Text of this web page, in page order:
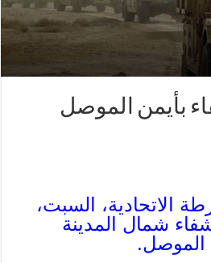
بأيمن الموصل
الاتحادية، السبت،
شمال المدينة
الموصل.